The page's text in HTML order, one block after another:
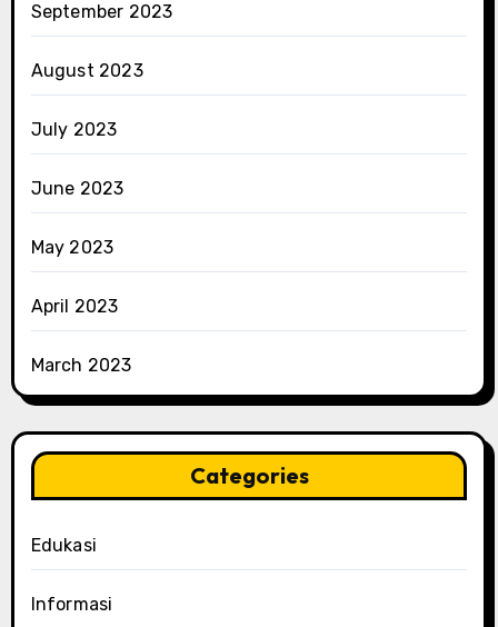
September 2023
August 2023
July 2023
June 2023
May 2023
April 2023
March 2023
Categories
Edukasi
Informasi